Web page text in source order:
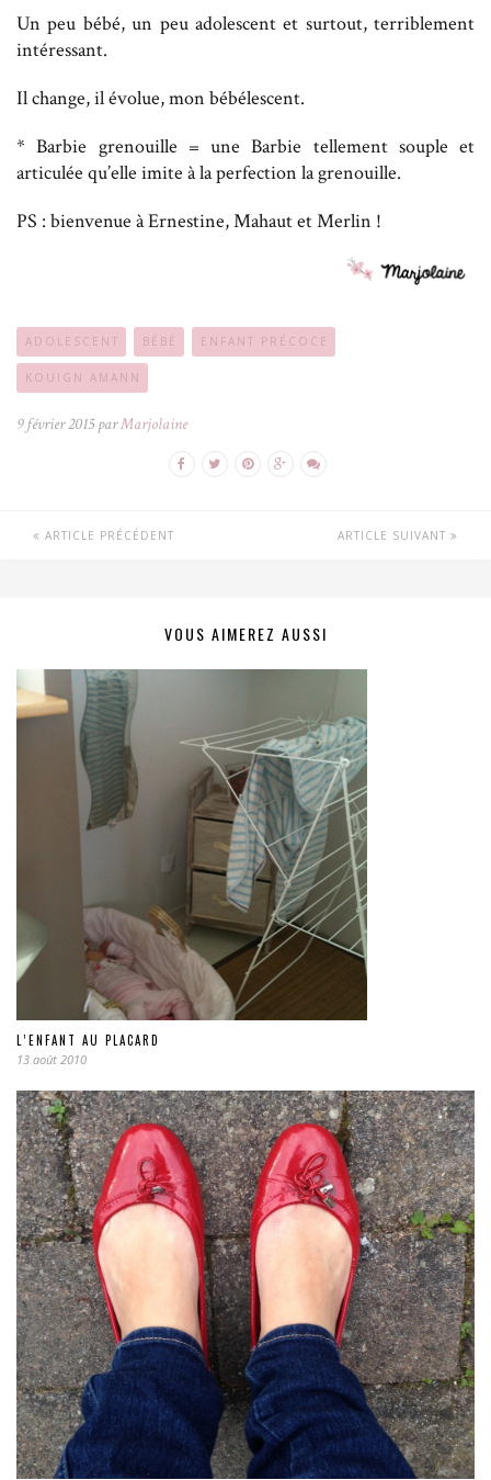
Un peu bébé, un peu adolescent et surtout, terriblement
intéressant.
Il change, il évolue, mon bébélescent.
* Barbie grenouille = une Barbie tellement souple et
articulée qu’elle imite à la perfection la grenouille.
PS : bienvenue à Ernestine, Mahaut et Merlin !
ADOLESCENT BÉBÉ ENFANT PRÉCOCE
KOUIGN AMANN
9 février 2015 parMarjolaine
ARTICLE PRÉCÉDENT ARTICLE SUIVANT
VOUS AIMEREZ AUSSI
L’ENFANT AU PLACARD
13 août 2010